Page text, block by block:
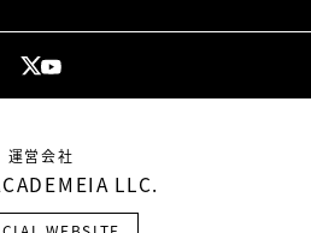
運営会社
LLC.